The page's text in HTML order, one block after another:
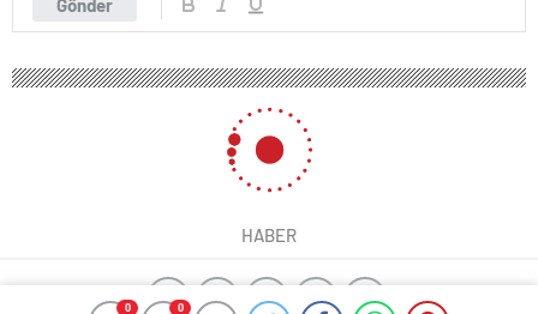
0 0
Gönder
HABER